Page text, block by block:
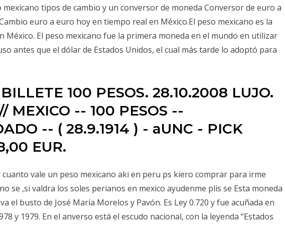
tipos de cambio y un conversor de moneda Conversor de euro a
euro a euro hoy en tiempo real en México.El peso mexicano es la
México. El peso mexicano fue la primera moneda en el mundo en utilizar
antes que el dólar de Estados Unidos, el cual más tarde lo adoptó para
100 PESOS. 28.10.2008 LUJO.
MEXICO -- 100 PESOS --
-- ( 28.9.1914 ) - aUNC - PICK
EUR.
vale un peso mexicano aki en peru ps kiero comprar para irme
se ,si valdra los soles perianos en mexico ayudenme plis se Esta moneda
el busto de José María Morelos y Pavón. Es Ley 0.720 y fue acuñada en
y 1979. En el anverso está el escudo nacional, con la leyenda “Estados